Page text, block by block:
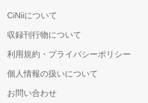
CiNiiについて
収録刊行物について
利用規約・プライバシーポリシー
個人情報の扱いについて
お問い合わせ